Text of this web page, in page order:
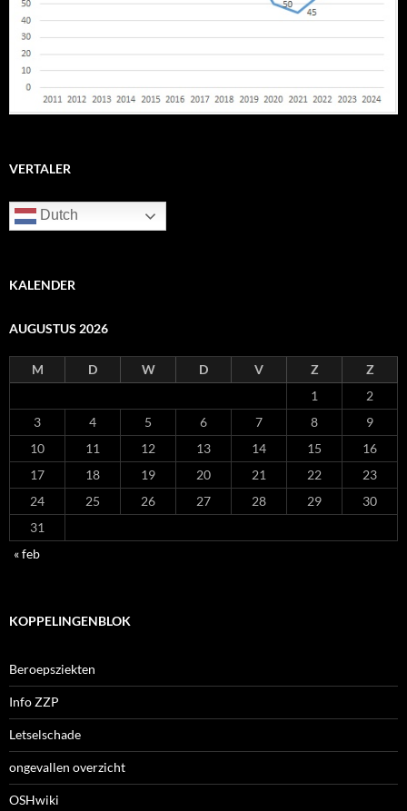
VERTALER
Dutch
KALENDER
AUGUSTUS 2026
M D W D V Z
Z
1
2
3
4 5 6 7 8
9
10
11 12 13 14 15
16
17
18 19 20 21 22
23
24
25 26 27 28 29
30
31
« feb
KOPPELINGENBLOK
Beroepsziekten
Info ZZP
Letselschade
ongevallen overzicht
OSHwiki